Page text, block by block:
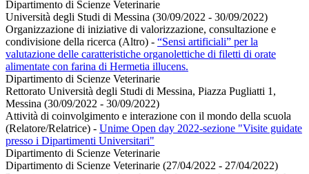
Dipartimento di Scienze Veterinarie
Università degli Studi di Messina (30/09/2022 - 30/09/2022)
Organizzazione di iniziative di valorizzazione, consultazione e
condivisione della ricerca (Altro) - “Sensi artificiali” per la
valutazione delle caratteristiche organolettiche di filetti di orate
alimentate con farina di Hermetia illucens.
Dipartimento di Scienze Veterinarie
Rettorato Università degli Studi di Messina, Piazza Pugliatti 1,
Messina (30/09/2022 - 30/09/2022)
Attività di coinvolgimento e interazione con il mondo della scuola
(Relatore/Relatrice) - Unime Open day 2022-sezione "Visite guidate
presso i Dipartimenti Universitari"
Dipartimento di Scienze Veterinarie
Dipartimento di Scienze Veterinarie (27/04/2022 - 27/04/2022)